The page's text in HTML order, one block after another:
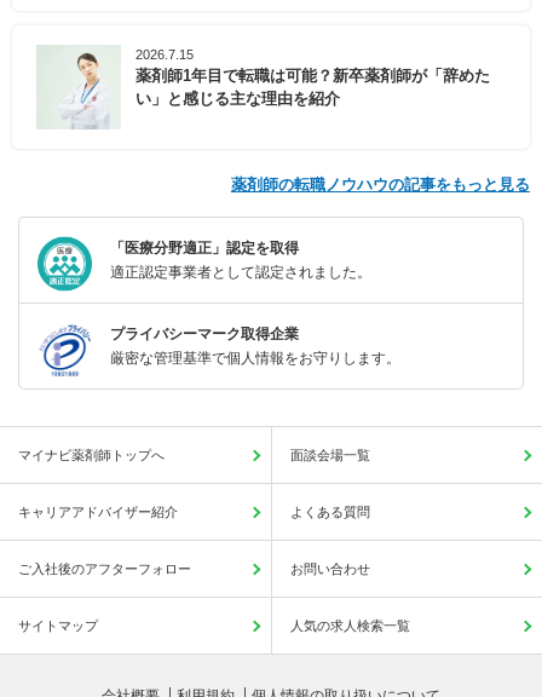
2026.7.15
薬剤師1年目で転職は可能？新卒薬剤師が「辞めた
い」と感じる主な理由を紹介
薬剤師の転職ノウハウの記事をもっと見る
「医療分野適正」認定を取得
適正認定事業者として認定されました。
プライバシーマーク取得企業
厳密な管理基準で個人情報をお守りします。
マイナビ薬剤師トップへ 面談会場一覧
キャリアアドバイザー紹介 よくある質問
ご入社後のアフターフォロー お問い合わせ
サイトマップ 人気の求人検索一覧